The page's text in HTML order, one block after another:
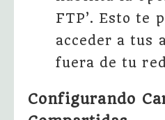
FTP’. Esto te
acceder a tus
fuera de tu
Configurando